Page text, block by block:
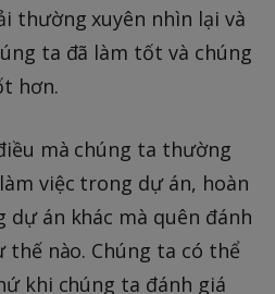
thường xuyên nhìn lại và
ta đã làm tốt và chúng
hơn.
mà chúng ta thường
việc trong dự án, hoàn
dự án khác mà quên đánh
nào. Chúng ta có thể
khi chúng ta đánh giá